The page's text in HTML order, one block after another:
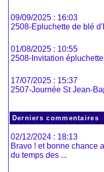
09/09/2025 : 16:03
2508-Epluchette de blé
01/08/2025 : 10:55
2508-Invitation épluchette
17/07/2025 : 15:37
2507-Journée St Jean-
Derniers commentaires
02/12/2024 : 18:13
Bravo ! et bonne chance
du temps des ...